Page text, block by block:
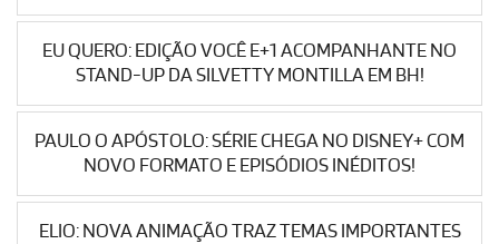
EU QUERO: EDIÇÃO VOCÊ E+1 ACOMPANHANTE NO
STAND-UP DA SILVETTY MONTILLA EM BH!
PAULO O APÓSTOLO: SÉRIE CHEGA NO DISNEY+ COM
NOVO FORMATO E EPISÓDIOS INÉDITOS!
ELIO: NOVA ANIMAÇÃO TRAZ TEMAS IMPORTANTES